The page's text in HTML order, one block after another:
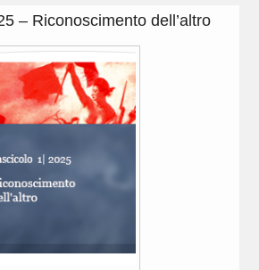
– Riconoscimento dell’altro